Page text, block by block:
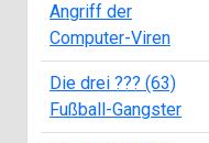
Angriff der
Computer-Viren
Die drei ??? (63)
Fußball-Gangster